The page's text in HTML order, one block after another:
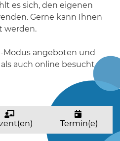
es sich, den eigenen
Gerne kann Ihnen
werden.
Modus angeboten und
auch online besucht
Termin(e)